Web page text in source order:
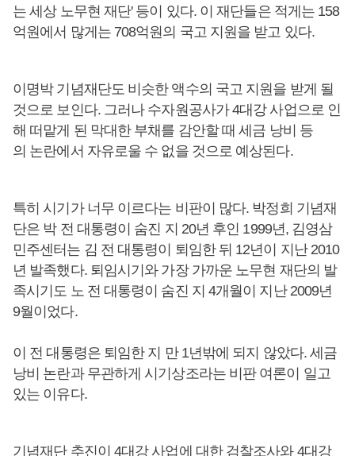
는 세상 노무현 재단' 등이 있다. 이 재단들은 적게는 158
억원에서 많게는 708억원의 국고 지원을 받고 있다.
이명박 기념재단도 비슷한 액수의 국고 지원을 받게 될
것으로 보인다. 그러나 수자원공사가 4대강 사업으로 인
해 떠맡게 된 막대한 부채를 감안할 때 세금 낭비 등
의 논란에서 자유로울 수 없을 것으로 예상된다.
특히 시기가 너무 이르다는 비판이 많다. 박정희 기념재
단은 박 전 대통령이 숨진 지 20년 후인 1999년, 김영삼
민주센터는 김 전 대통령이 퇴임한 뒤 12년이 지난 2010
년 발족했다. 퇴임시기와 가장 가까운 노무현 재단의 발
족시기도 노 전 대통령이 숨진 지 4개월이 지난 2009년
9월이었다.
이 전 대통령은 퇴임한 지 만 1년밖에 되지 않았다. 세금
낭비 논란과 무관하게 시기상조라는 비판 여론이 일고
있는 이유다.
기념재단 추진이 4대강 사업에 대한 검찰조사와 4대강